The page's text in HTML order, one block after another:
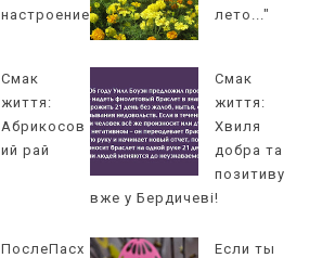
настроение
лето..."
Смак
життя:
Абрикосов
ий рай
Смак
життя:
Хвиля
добра та
позитиву
вже у Бердичеві!
ПослеПасх
Если ты